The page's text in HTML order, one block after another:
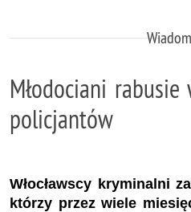
Młodociani rabusie
policjantów
Włocławscy kryminalni
którzy przez wiele